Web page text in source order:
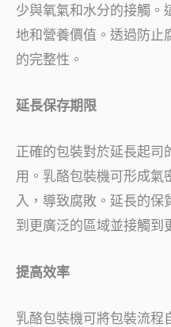
少與氧氣和水分的接觸。
地和營養價值。透過防止
的完整性。
延長保存期限
正確的包裝對於延長起司
用。乳酪包裝機可形成氣
入，導致腐敗。延長的保
到更廣泛的區域並接觸到
提高效率
乳酪包裝機可將包裝流程